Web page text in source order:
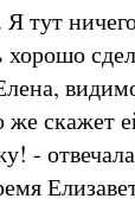
Я тут
скажет
-